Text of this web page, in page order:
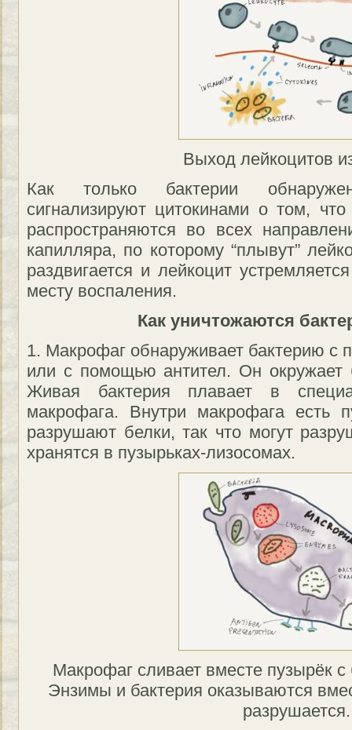
Выход лейкоцитов
Как только бактерии
сигнализируют цитокинами о том,
распространяются во всех
капилляра, по которому “плывут”
раздвигается и лейкоцит
месту воспаления.
Как уничтожаются
1. Макрофаг обнаруживает бактерию с
или с помощью антител. Он окружает
Живая бактерия плавает в
макрофага. Внутри макрофага есть
разрушают белки, так что могут
хранятся в пузырьках-лизосомах.
Макрофаг сливает вместе пузырёк
Энзимы и бактерия оказываются
разрушается.